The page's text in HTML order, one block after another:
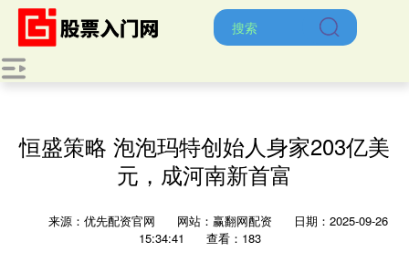
恒盛策略 泡泡玛特创始人身家203亿美
元，成河南新首富
来源：优先配资官网 网站：赢翻网配资
日期：2025-09-26
15:34:41
查看：183